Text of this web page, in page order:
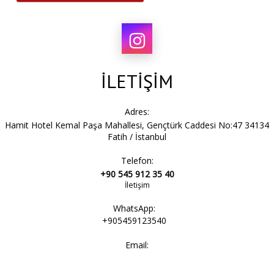
İLETİŞİM
Adres:
Hamit Hotel Kemal Paşa Mahallesi, Gençtürk Caddesi No:47 34134
Fatih / İstanbul
Telefon:
+90 545 912 35 40
İletişim
WhatsApp:
+905459123540
Email: